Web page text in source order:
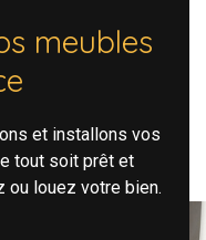
meubles
et installons vos
tout soit prêt et
ou louez votre bien.